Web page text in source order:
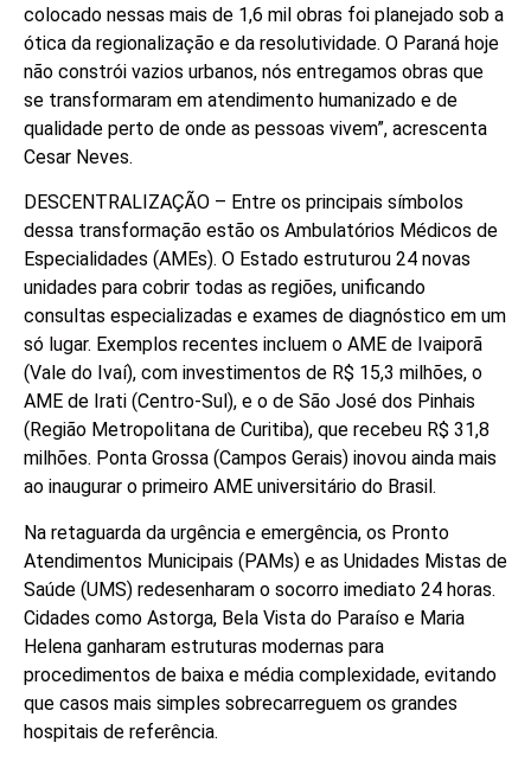
colocado nessas mais de 1,6 mil obras foi planejado sob a
ótica da regionalização e da resolutividade. O Paraná hoje
não constrói vazios urbanos, nós entregamos obras que
se transformaram em atendimento humanizado e de
qualidade perto de onde as pessoas vivem”, acrescenta
Cesar Neves.
DESCENTRALIZAÇÃO – Entre os principais símbolos
dessa transformação estão os Ambulatórios Médicos de
Especialidades (AMEs). O Estado estruturou 24 novas
unidades para cobrir todas as regiões, unificando
consultas especializadas e exames de diagnóstico em um
só lugar. Exemplos recentes incluem o AME de Ivaiporã
(Vale do Ivaí), com investimentos de R$ 15,3 milhões, o
AME de Irati (Centro-Sul), e o de São José dos Pinhais
(Região Metropolitana de Curitiba), que recebeu R$ 31,8
milhões. Ponta Grossa (Campos Gerais) inovou ainda mais
ao inaugurar o primeiro AME universitário do Brasil.
Na retaguarda da urgência e emergência, os Pronto
Atendimentos Municipais (PAMs) e as Unidades Mistas de
Saúde (UMS) redesenharam o socorro imediato 24 horas.
Cidades como Astorga, Bela Vista do Paraíso e Maria
Helena ganharam estruturas modernas para
procedimentos de baixa e média complexidade, evitando
que casos mais simples sobrecarreguem os grandes
hospitais de referência.